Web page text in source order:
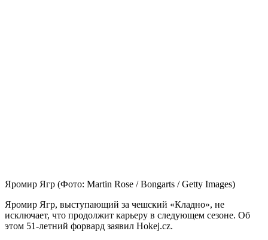
Яромир Ягр (Фото: Martin Rose / Bongarts / Getty Images)
Яромир Ягр, выступающий за чешский «Кладно», не
исключает, что продолжит карьеру в следующем сезоне. Об
этом 51-летний форвард заявил Hokej.cz.